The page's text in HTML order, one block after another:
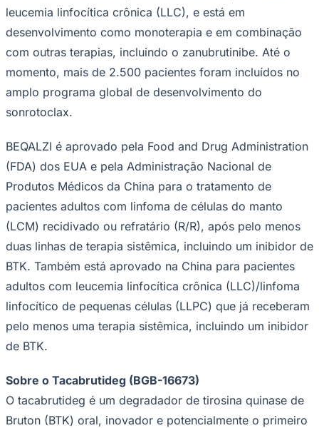
Internacional
leucemia linfocítica crônica (LLC), e está em
desenvolvimento como monoterapia e em combinação
com outras terapias, incluindo o zanubrutinibe. Até o
momento, mais de 2.500 pacientes foram incluídos no
amplo programa global de desenvolvimento do
sonrotoclax.
BEQALZI é aprovado pela Food and Drug Administration
(FDA) dos EUA e pela Administração Nacional de
Produtos Médicos da China para o tratamento de
pacientes adultos com linfoma de células do manto
(LCM) recidivado ou refratário (R/R), após pelo menos
duas linhas de terapia sistêmica, incluindo um inibidor de
BTK. Também está aprovado na China para pacientes
adultos com leucemia linfocítica crônica (LLC)/linfoma
linfocítico de pequenas células (LLPC) que já receberam
pelo menos uma terapia sistêmica, incluindo um inibidor
de BTK.
Sobre o Tacabrutideg (BGB-16673)
O tacabrutideg é um degradador de tirosina quinase de
Bruton (BTK) oral, inovador e potencialmente o primeiro